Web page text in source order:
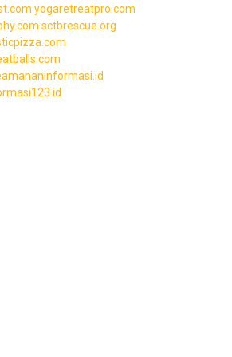
yogaretreatpro.com
sctbrescue.org